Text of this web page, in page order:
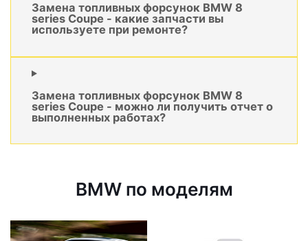
Замена топливных форсунок BMW 8
series Coupe - какие запчасти вы
используете при ремонте?
Замена топливных форсунок BMW 8
series Coupe - можно ли получить отчет о
выполненных работах?
BMW по моделям